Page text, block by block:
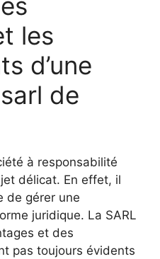
les
d’une
de
à responsabilité
délicat. En effet, il
de gérer une
juridique. La SARL
et des
pas toujours évidents